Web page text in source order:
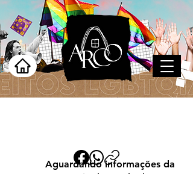
Aguardando informações da